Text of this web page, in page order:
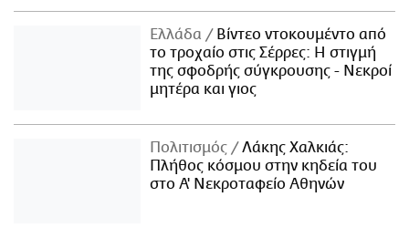
Ελλάδα
Βίντεο ντοκουμέντο από
το τροχαίο στις Σέρρες: Η στιγμή
της σφοδρής σύγκρουσης - Νεκροί
μητέρα και γιος
Πολιτισμός
Λάκης Χαλκιάς:
Πλήθος κόσμου στην κηδεία του
στο Α' Νεκροταφείο Αθηνών